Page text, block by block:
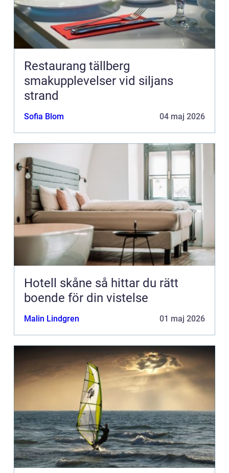
Restaurang tällberg
smakupplevelser vid siljans
strand
Sofia Blom 04 maj 2026
Hotell skåne så hittar du rätt
boende för din vistelse
Malin Lindgren 01 maj 2026